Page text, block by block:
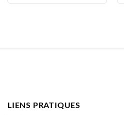
LIENS PRATIQUES